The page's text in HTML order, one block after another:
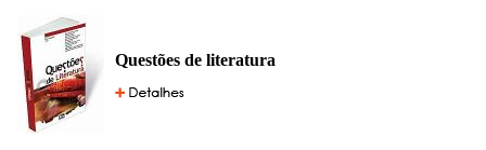
Questões de literatura